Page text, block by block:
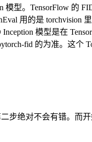
模型。TensorFlow
用的是 torchvision
模型是在
fid 的为准。这个
步绝对不会有错。而